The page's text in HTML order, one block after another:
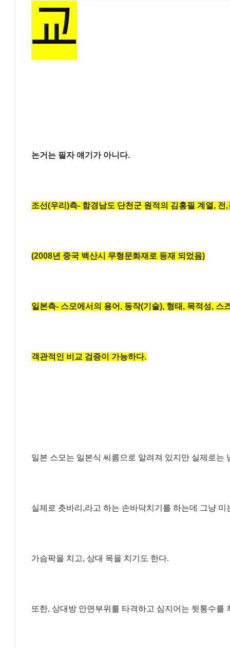
교
논거는 필자 얘기가 아니다.
조선(우리)측- 함경남도 단천군 원적의 김홍필 계열,
(2008년 중국 백산시 무형문화재로 등재 되었음)
일본측- 스모에서의 용어, 동작(기술), 형태, 목적성, 스
객관적인 비교 검증이 가능하다.
일본 스모는 일본식 씨름으로 알려져 있지만 실제로는
실제로 츳바리,라고 하는 손바닥치기를 하는데 그냥 미
가슴팍을 치고, 상대 목을 치기도 한다.
또한, 상대방 안면부위를 타격하고 심지어는 뒷통수를